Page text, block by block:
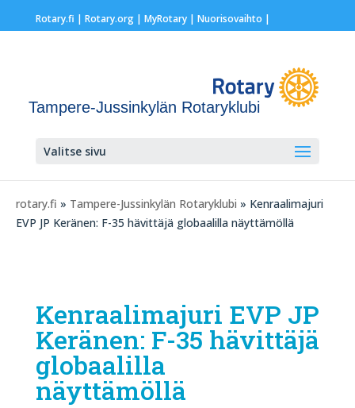
Rotary.fi | Rotary.org| MyRotary | Nuorisovaihto |
Tampere-Jussinkylän Rotaryklubi
Valitse sivu
rotary.fi » Tampere-Jussinkylän Rotaryklubi » Kenraalimajuri
EVP JP Keränen: F-35 hävittäjä globaalilla näyttämöllä
Kenraalimajuri EVP JP
Keränen: F-35 hävittäjä
globaalilla
näyttämöllä